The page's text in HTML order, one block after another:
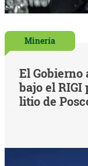
Minería
El
bajo el RIGI
litio de